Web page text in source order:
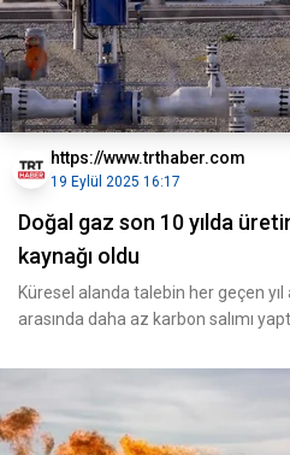
https://www.trthaber.com
19 Eylül 2025 16:17
Doğal gaz son 10 yılda
kaynağı oldu
Küresel alanda talebin her geçen yıl
arasında daha az karbon salımı